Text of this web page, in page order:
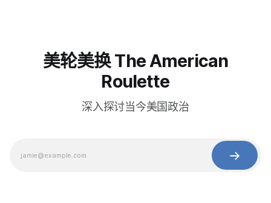
美轮美换 The American
Roulette
深入探讨当今美国政治